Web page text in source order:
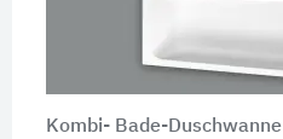
Kombi- Bade-Duschwanne